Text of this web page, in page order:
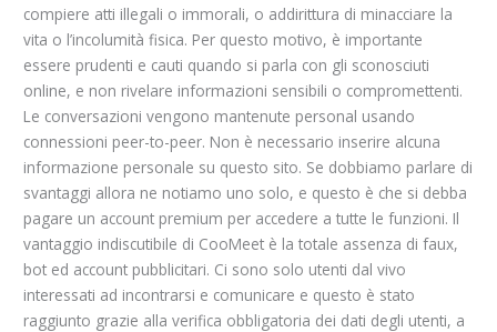
compiere atti illegali o immorali, o addirittura di minacciare la
vita o l’incolumità fisica. Per questo motivo, è importante
essere prudenti e cauti quando si parla con gli sconosciuti
online, e non rivelare informazioni sensibili o compromettenti.
Le conversazioni vengono mantenute personal usando
connessioni peer-to-peer. Non è necessario inserire alcuna
informazione personale su questo sito. Se dobbiamo parlare di
svantaggi allora ne notiamo uno solo, e questo è che si debba
pagare un account premium per accedere a tutte le funzioni. Il
vantaggio indiscutibile di CooMeet è la totale assenza di faux,
bot ed account pubblicitari. Ci sono solo utenti dal vivo
interessati ad incontrarsi e comunicare e questo è stato
raggiunto grazie alla verifica obbligatoria dei dati degli utenti, a